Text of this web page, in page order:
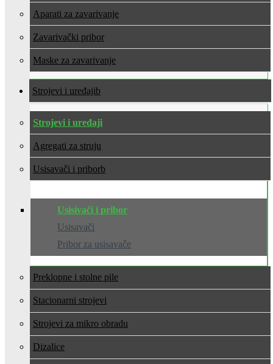
Aparati za zavarivanje
Zavarivački pribor
Maske za zavarivanje
Strojevi i uređaji
Strojevi i uređaji
Agregati za struju
Usisavači i pribor
Usisivači i pribor
Usisavači
Pribor za usisavače
Preklopne i stolne pile
Stacionarni strojevi
Strojevi za mikro obradu
Dizalice